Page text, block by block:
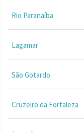
Rio Paranaíba
Lagamar
São Gotardo
Cruzeiro da Fortaleza